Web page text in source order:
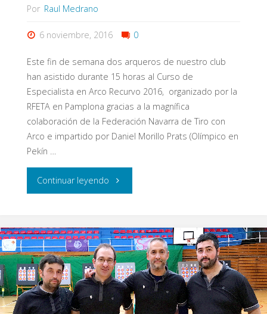
Por Raul Medrano
6 noviembre, 2016 0
Este fin de semana dos arqueros de nuestro club
han asistido durante 15 horas al Curso de
Especialista en Arco Recurvo 2016, organizado por la
RFETA en Pamplona gracias a la magnífica
colaboración de la Federación Navarra de Tiro con
Arco e impartido por Daniel Morillo Prats (Olímpico en
Pekín …
Continuar leyendo "Curso
Especialista
en
Arco
Recurvo